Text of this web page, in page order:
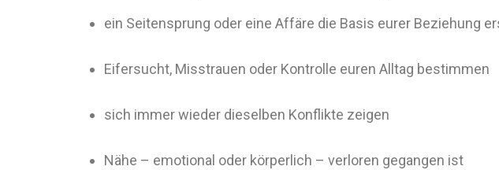
ein Seitensprung oder eine Affäre die Basis eurer Beziehung
Eifersucht, Misstrauen oder Kontrolle euren Alltag bestimmen
sich immer wieder dieselben Konflikte zeigen
Nähe – emotional oder körperlich – verloren gegangen ist